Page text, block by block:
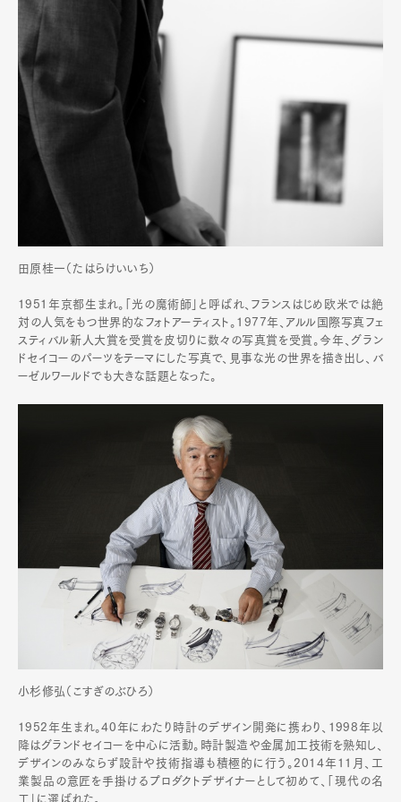
田原桂一（たはらけいいち）
1951年京都生まれ。「光の魔術師」と呼ばれ、フランスはじめ欧米では絶
対の人気をもつ世界的なフォトアーティスト。1977年、アルル国際写真フェ
スティバル新人大賞を受賞を皮切りに数々の写真賞を受賞。今年、グラン
ドセイコーのパーツをテーマにした写真で、見事な光の世界を描き出し、バ
ーゼルワールドでも大きな話題となった。
小杉修弘（こすぎのぶひろ）
1952年生まれ。40年にわたり時計のデザイン開発に携わり、1998年以
降はグランドセイコーを中心に活動。時計製造や金属加工技術を熟知し、
デザインのみならず設計や技術指導も積極的に行う。2014年11月、工
業製品の意匠を手掛けるプロダクトデザイナーとして初めて、「現代の名
工」に選ばれた。